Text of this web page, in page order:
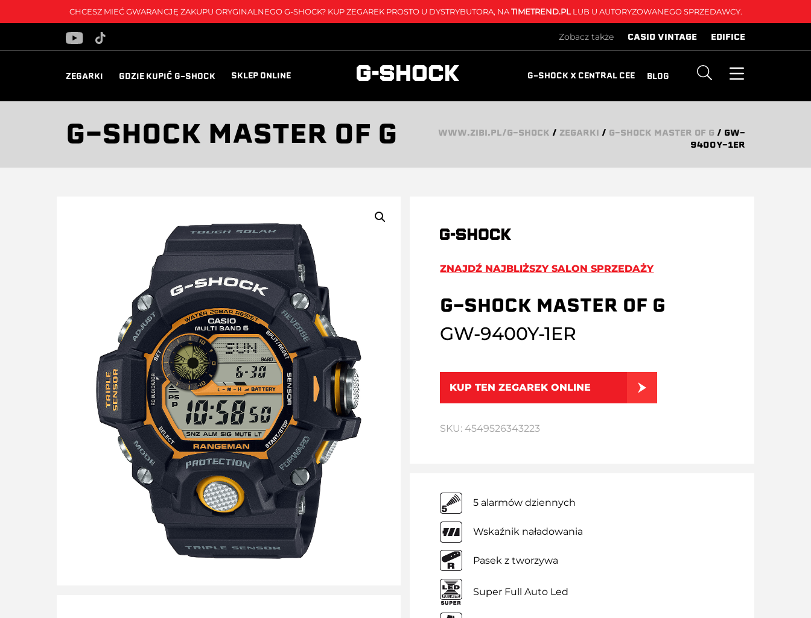
CHCESZ MIEĆ GWARANCJĘ ZAKUPU ORYGINALNEGO G-SHOCK? KUP ZEGAREK PROSTO U DYSTRYBUTORA, NATIMETREND.PLLUB U AUTORYZOWANEGO SPRZEDAWCY.
Zobacz także CASIO VINTAGE EDIFICE
ZEGARKI GDZIE KUPIĆ G-SHOCK SKLEP ONLINE G-SHOCK X CENTRAL CEE BLOG
G-SHOCK MASTER OF G WWW.ZIBI.PL/G-SHOCK / ZEGARKI / G-SHOCK MASTER OF G / GW-
9400Y-1ER
ZNAJDŹ NAJBLIŻSZY SALON SPRZEDAŻY
G-SHOCK MASTER OF G
GW-9400Y-1ER
KUP TEN ZEGAREK ONLINE
SKU: 4549526343223
5 alarmów dziennych
Wskaźnik naładowania
Pasek z tworzywa
Super Full Auto Led